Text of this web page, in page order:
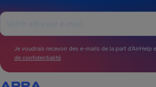
Je voudrais recevoir des e-mails de la part d’AirHelp
de confidentialité.